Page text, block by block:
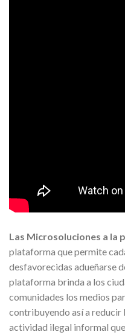
Las Microsoluciones a la
plataforma que permite
desfavorecidas adueñarse
plataforma brinda a los
comunidades los medios
contribuyendo así a reducir
actividad ilegal informal